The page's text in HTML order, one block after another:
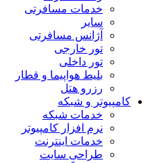
خدمات مسافرتی
سایر
آژانس مسافرتی
تور خارجی
تور داخلی
بلیط هواپیما و قطار
رزرو هتل
کامپیوتر و شبکه
خدمات شبکه
نرم افزار کامپیوتر
خدمات اینترنت
طراحی سایت